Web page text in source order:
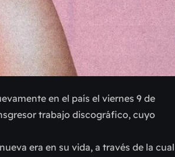
en el país el viernes 9 de
trabajo discográfico, cuyo
era en su vida, a través de la cual